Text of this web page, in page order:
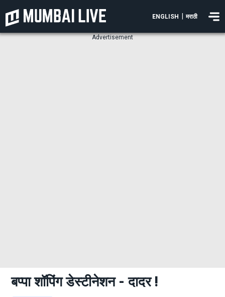
ENGLISH मराठी
Advertisement
बप्पा शॉपिंग डेस्टीनेशन - दादर !